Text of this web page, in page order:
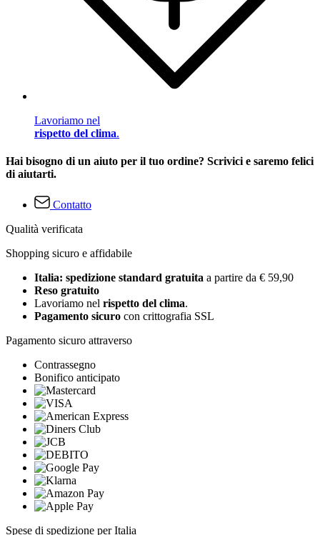
Lavoriamo nel
rispetto del clima.
Hai bisogno di un aiuto per il tuo ordine? Scrivici e saremo felici
di aiutarti.
Contatto
Qualità verificata
Shopping sicuro e affidabile
Italia: spedizione standard gratuita a partire da € 59,90
Reso gratuito
Lavoriamo nel rispetto del clima.
Pagamento sicuro con crittografia SSL
Pagamento sicuro attraverso
Contrassegno
Bonifico anticipato
Spese di spedizione per Italia